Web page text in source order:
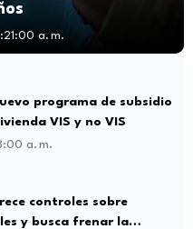
a. m.
programa de subsidio
VIS y no VIS
a. m.
controles sobre
y busca frenar la